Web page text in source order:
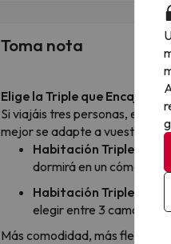
Toma nota
Elige la Triple que Encaja
Si viajáis tres personas, este
mejor se adapte a vuestro
Habitación Triple (uso
dormirá en un cómodo
Habitación Triple:
elegir entre 3 camas
Más comodidad, más